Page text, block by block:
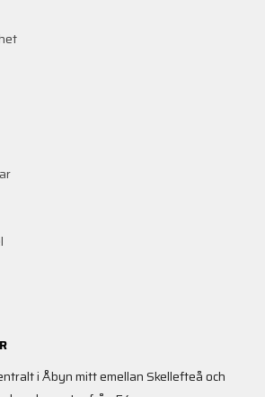
i Åbyn mitt emellan Skellefteå och